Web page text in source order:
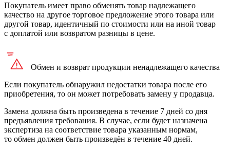
Покупатель имеет право обменять товар надлежащего
качество на другое торговое предложение этого товара или
другой товар, идентичный по стоимости или на иной товар
с доплатой или возвратом разницы в цене.
Обмен и возврат продукции ненадлежащего качества
Если покупатель обнаружил недостатки товара после его
приобретения, то он может потребовать замену у продавца.
Замена должна быть произведена в течение 7 дней со дня
предъявления требования. В случае, если будет назначена
экспертиза на соответствие товара указанным нормам,
то обмен должен быть произведён в течение 40 дней.